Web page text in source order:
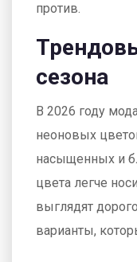
против.
сезона
В 2026 году
неоновых
насыщенных и
цвета легче
выглядят
варианты,